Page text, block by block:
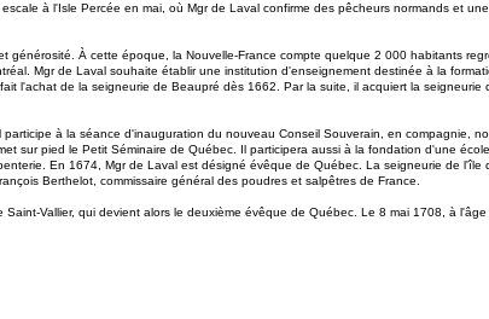
à l'Isle Percée en mai, où Mgr de Laval confirme des pêcheurs normands et
À cette époque, la Nouvelle-France compte quelque 2 000 habitants
Mgr de Laval souhaite établir une institution d'enseignement destinée à la
l'achat de la seigneurie de Beaupré dès 1662. Par la suite, il acquiert la
à la séance d'inauguration du nouveau Conseil Souverain, en compagnie,
sur pied le Petit Séminaire de Québec. Il participera aussi à la fondation d'une
En 1674, Mgr de Laval est désigné évêque de Québec. La seigneurie de l'île
Berthelot, commissaire général des poudres et salpêtres de France.
Vallier, qui devient alors le deuxième évêque de Québec. Le 8 mai 1708, à